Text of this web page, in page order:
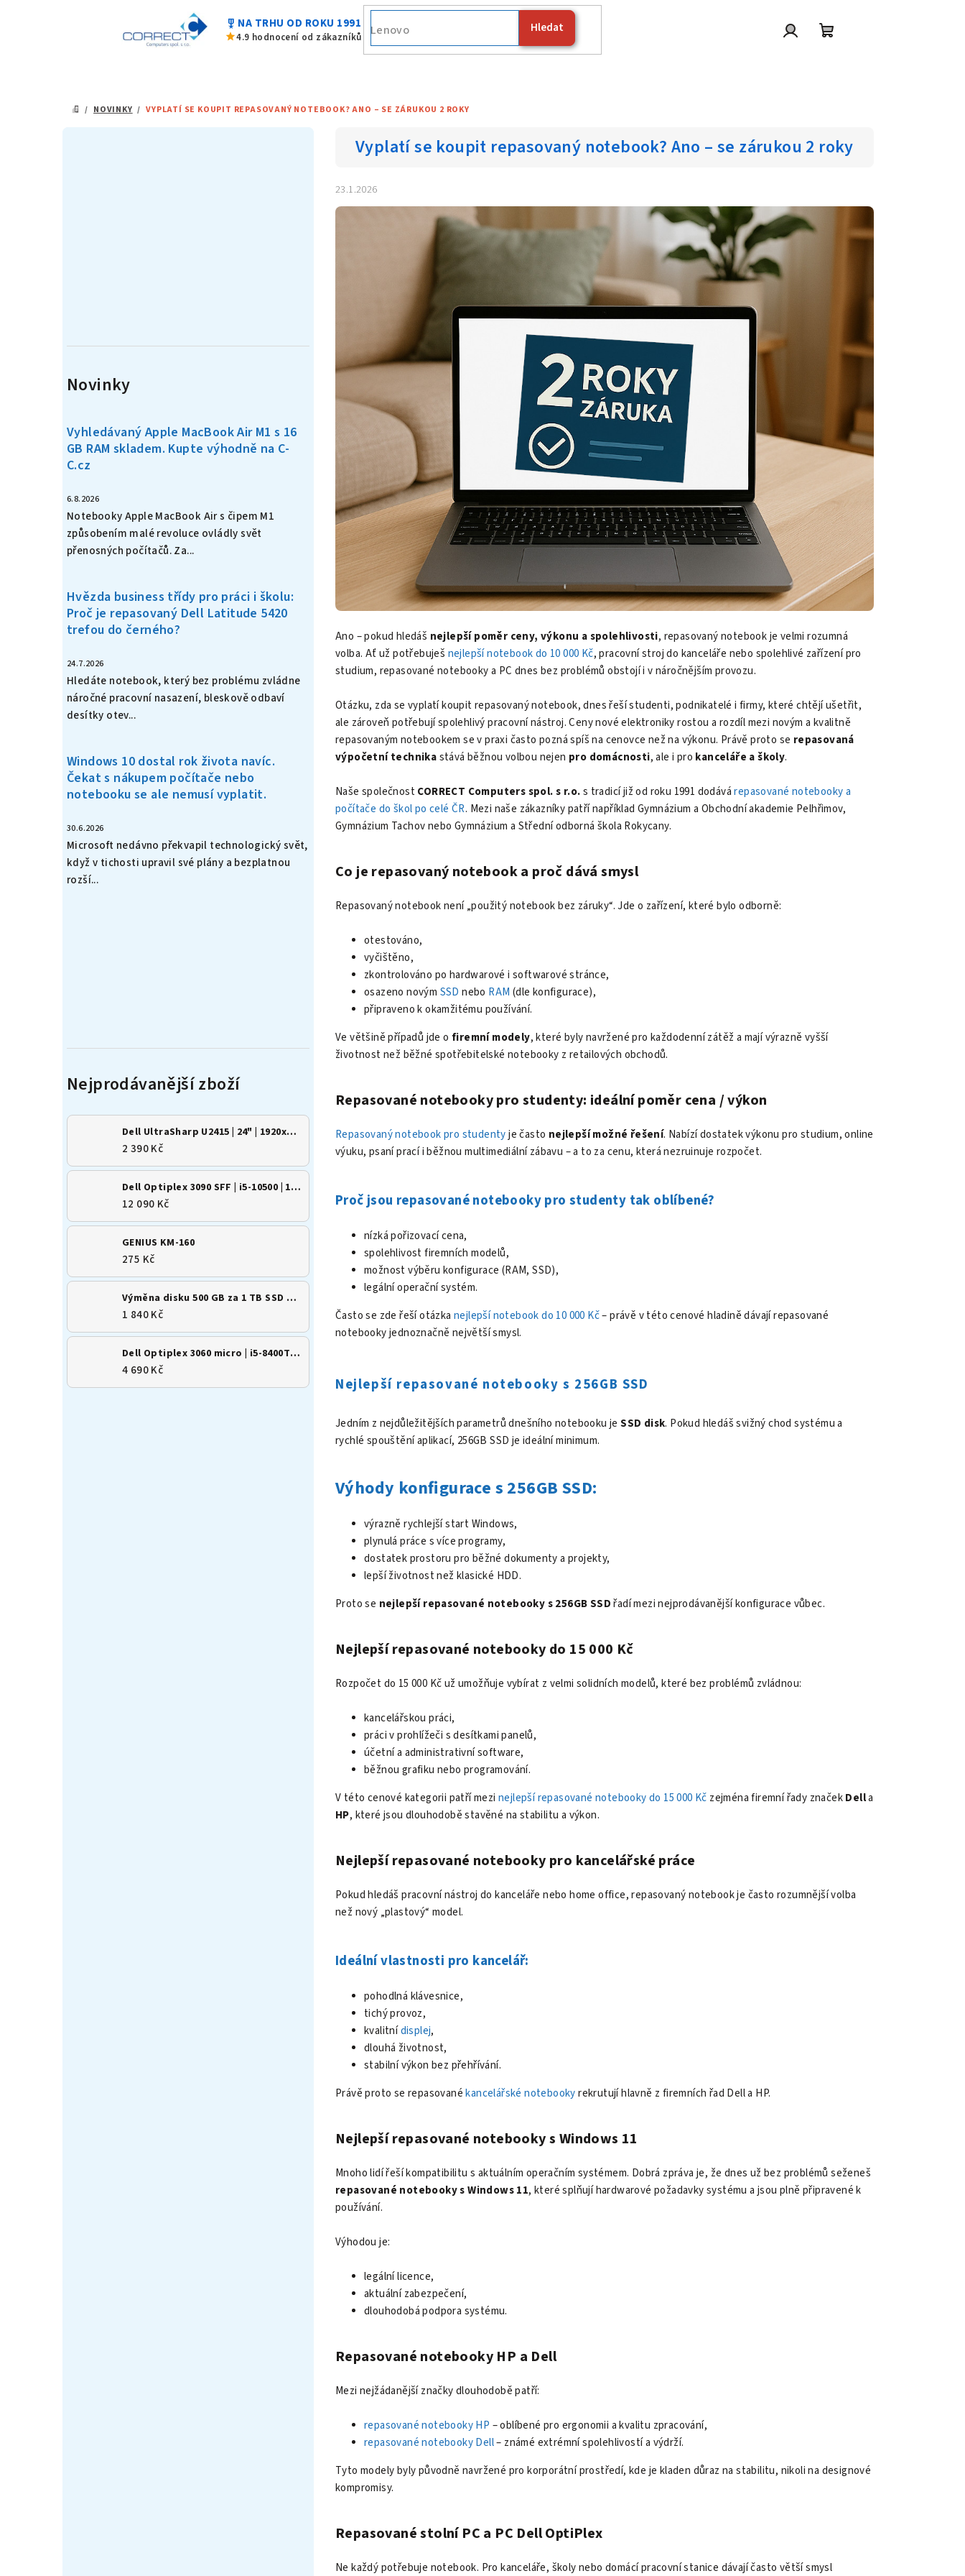
military_tech NA TRHU OD ROKU 1991
star4.9 hodnocení od zákazníků
Hledat
Fujitsu
DOMŮ
/ NOVINKY / VYPLATÍ SE KOUPIT REPASOVANÝ NOTEBOOK? ANO – SE ZÁRUKOU 2 ROKY
p
n
e
Novinky
Vyhledávaný Apple MacBook Air M1 s 16
GB RAM skladem. Kupte výhodně na C-
C.cz
6.8.2026
Notebooky Apple MacBook Air s čipem M1
způsobením malé revoluce ovládly svět
přenosných počítačů. Za...
Hvězda business třídy pro práci i školu:
Proč je repasovaný Dell Latitude 5420
trefou do černého?
24.7.2026
Hledáte notebook, který bez problému zvládne
náročné pracovní nasazení, bleskově odbaví
desítky otev...
Windows 10 dostal rok života navíc.
Čekat s nákupem počítače nebo
notebooku se ale nemusí vyplatit.
30.6.2026
Microsoft nedávno překvapil technologický svět,
když v tichosti upravil své plány a bezplatnou
rozší...
Dell UltraSharp U2415 | 24" | 1920x1200 | 16:10 | IPS
2 390 Kč
Dell Optiplex 3090 SFF | i5-10500 | 16GB | 500GB SSD | Win 11
12 090 Kč
GENIUS KM-160
275 Kč
Výměna disku 500 GB za 1 TB SSD M.2 NVMe
1 840 Kč
Dell Optiplex 3060 micro | i5-8400T | 8GB | 256GB SSD | Win 11
4 690 Kč
Vyplatí se koupit repasovaný notebook? Ano – se zárukou 2 roky
23.1.2026
Ano – pokud hledáš nejlepší poměr ceny, výkonu a spolehlivosti, repasovaný notebook je velmi rozumná
volba. Ať už potřebuješ nejlepší notebook do 10 000 Kč, pracovní stroj do kanceláře nebo spolehlivé zařízení pro
studium, repasované notebooky a PC dnes bez problémů obstojí i v náročnějším provozu.
Otázku, zda se vyplatí koupit repasovaný notebook, dnes řeší studenti, podnikatelé i firmy, které chtějí ušetřit,
ale zároveň potřebují spolehlivý pracovní nástroj. Ceny nové elektroniky rostou a rozdíl mezi novým a kvalitně
repasovaným notebookem se v praxi často pozná spíš na cenovce než na výkonu. Právě proto se repasovaná
výpočetní technikastává běžnou volbou nejen pro domácnosti, ale i pro kanceláře a školy.
Naše společnostCORRECT Computers spol. s r.o.s tradicí již od roku 1991 dodávárepasované notebooky a
počítače do škol po celé ČR. Mezi naše zákazníky patří například Gymnázium a Obchodní akademie Pelhřimov,
Gymnázium Tachov nebo Gymnázium a Střední odborná škola Rokycany.
Co je repasovaný notebook a proč dává smysl
Repasovaný notebook není „použitý notebook bez záruky“. Jde o zařízení, které bylo odborně:
otestováno,
vyčištěno,
zkontrolováno po hardwarové i softwarové stránce,
osazeno novým SSD nebo RAM (dle konfigurace),
připraveno k okamžitému používání.
Ve většině případů jde o firemní modely, které byly navržené pro každodenní zátěž a mají výrazně vyšší
životnost než běžné spotřebitelské notebooky z retailových obchodů.
Repasované notebooky pro studenty: ideální poměr cena / výkon
Repasovaný notebook pro studentyje často nejlepší možné řešení. Nabízí dostatek výkonu pro studium, online
výuku, psaní prací i běžnou multimediální zábavu – a to za cenu, která nezruinuje rozpočet.
Proč jsou repasované notebooky pro studenty tak oblíbené?
nízká pořizovací cena,
spolehlivost firemních modelů,
možnost výběru konfigurace (RAM, SSD),
legální operační systém.
Často se zde řeší otázka nejlepší notebook do 10 000 Kč– právě v této cenové hladině dávají repasované
notebooky jednoznačně největší smysl.
Nejlepší repasované notebooky s 256GB SSD
Jedním z nejdůležitějších parametrů dnešního notebooku jeSSD disk. Pokud hledáš svižný chod systému a
rychlé spouštění aplikací, 256GB SSD je ideální minimum.
Výhody konfigurace s 256GB SSD:
výrazně rychlejší start Windows,
plynulá práce s více programy,
dostatek prostoru pro běžné dokumenty a projekty,
lepší životnost než klasické HDD.
Proto se nejlepší repasované notebooky s 256GB SSDřadí mezi nejprodávanější konfigurace vůbec.
Nejlepší repasované notebooky do 15 000 Kč
Rozpočet do 15 000 Kč už umožňuje vybírat z velmi solidních modelů, které bez problémů zvládnou:
kancelářskou práci,
práci v prohlížeči s desítkami panelů,
účetní a administrativní software,
běžnou grafiku nebo programování.
V této cenové kategorii patří mezi nejlepší repasované notebooky do 15 000 Kč zejména firemní řady značekDella
HP, které jsou dlouhodobě stavěné na stabilitu a výkon.
Nejlepší repasované notebooky pro kancelářské práce
Pokud hledáš pracovní nástroj do kanceláře nebo home office, repasovaný notebook je často rozumnější volba
než nový „plastový“ model.
Ideální vlastnosti pro kancelář:
pohodlná klávesnice,
tichý provoz,
kvalitnídisplej,
dlouhá životnost,
stabilní výkon bez přehřívání.
Právě proto se repasovanékancelářské notebookyrekrutují hlavně z firemních řad Dell a HP.
Nejlepší repasované notebooky s Windows 11
Mnoho lidí řeší kompatibilitu s aktuálním operačním systémem. Dobrá zpráva je, že dnes už bez problémů seženeš
repasované notebooky s Windows 11, které splňují hardwarové požadavky systému a jsou plně připravené k
používání.
Výhodou je:
legální licence,
aktuální zabezpečení,
dlouhodobá podpora systému.
Repasované notebooky HP a Dell
Mezi nejžádanější značky dlouhodobě patří:
repasované notebooky HP – oblíbené pro ergonomii a kvalitu zpracování,
repasované notebooky Dell– známé extrémní spolehlivostí a výdrží.
Tyto modely byly původně navržené pro korporátní prostředí, kde je kladen důraz na stabilitu, nikoli na designové
kompromisy.
Repasované stolní PC a PC Dell OptiPlex
Ne každý potřebuje notebook. Pro kanceláře, školy nebo domácí pracovní stanice dávají často větší smysl